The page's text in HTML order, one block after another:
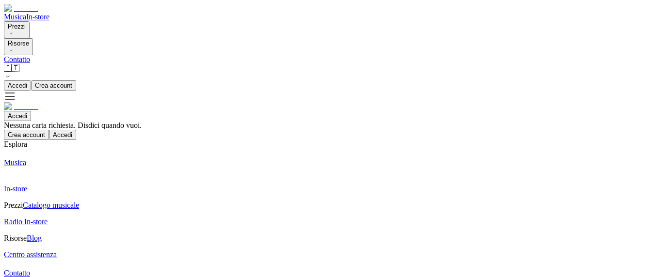
MusicaIn-store
Prezzi
Risorse
Contatto
🇮🇹
Accedi Crea account
Accedi
Nessuna carta richiesta. Disdici quando vuoi.
Crea account Accedi
Esplora
Musica
In-store
PrezziCatalogo musicale
Radio In-store
RisorseBlog
Centro assistenza
Contatto